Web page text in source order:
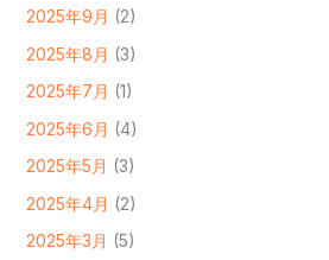
2025年9月 (2)
2025年8月 (3)
2025年7月 (1)
2025年6月 (4)
2025年5月 (3)
2025年4月 (2)
2025年3月 (5)